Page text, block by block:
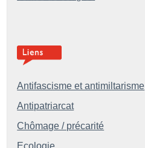
Antifascisme et antimiltarisme
Antipatriarcat
Chômage / précarité
Ecologie